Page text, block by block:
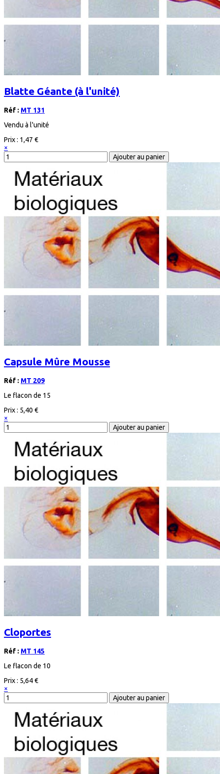
Blatte Géante (à l'unité)
Réf : MT 131
Vendu à l'unité
Prix : 1,47 €
×
Capsule Mûre Mousse
Réf : MT 209
Le flacon de 15
Prix : 5,40 €
×
Cloportes
Réf : MT 145
Le flacon de 10
Prix : 5,64 €
×